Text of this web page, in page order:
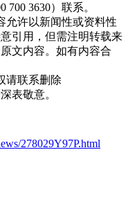
3630）联系。
允许以新闻性或资料性
引用，但需注明转载来
文内容。如有内容合
请联系删除
表敬意。
278029Y97P.html